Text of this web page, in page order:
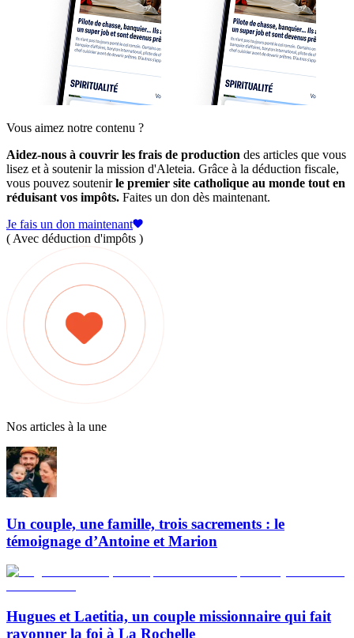
Vous aimez notre contenu ?
Aidez-nous à couvrir les frais de production des articles que vous
lisez et à soutenir la mission d'Aleteia. Grâce à la déduction fiscale,
vous pouvez soutenirle premier site catholique au monde tout en
réduisant vos impôts. Faites un don dès maintenant.
Je fais un don maintenant
( Avec déduction d'impôts )
Nos articles à la une
Un couple, une famille, trois sacrements : le
témoignage d’Antoine et Marion
Hugues et Laetitia, un couple missionnaire qui fait
rayonner la foi à La Rochelle